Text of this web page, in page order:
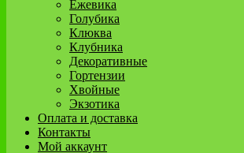
Ежевика
Голубика
Клюква
Клубника
Декоративные
Гортензии
Хвойные
Экзотика
Оплата и доставка
Контакты
Мой аккаунт